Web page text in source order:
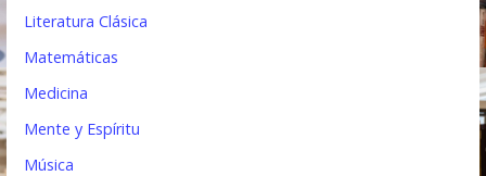
Literatura Clásica
Matemáticas
Medicina
Mente y Espíritu
Música